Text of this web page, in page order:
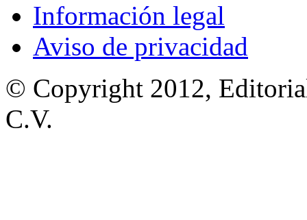
Información legal
Aviso de privacidad
© Copyright 2012,
C.V.